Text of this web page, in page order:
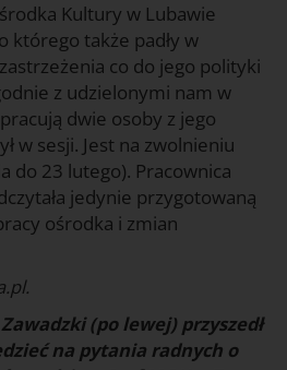
Kultury w Lubawie
którego także padły w
co do jego polityki
z udzielonymi nam w
dwie osoby z jego
w sesji. Jest na zwolnieniu
do 23 lutego). Pracownica
jedynie przygotowaną
ośrodka i zmian
(po lewej) przyszedł
na pytania radnych o